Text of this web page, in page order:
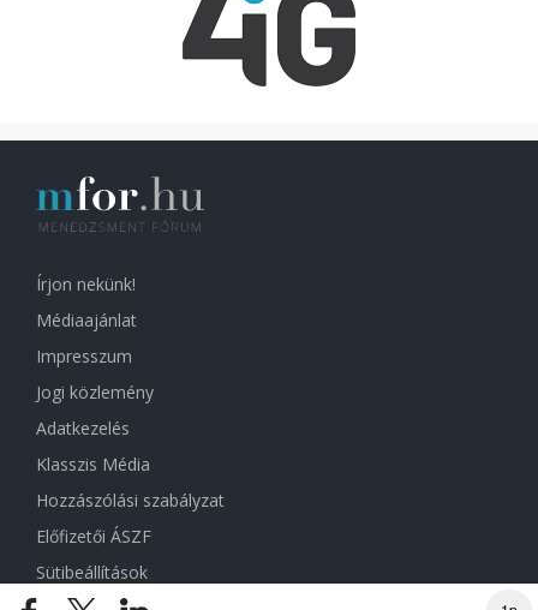
Írjon nekünk!
Médiaajánlat
Impresszum
Jogi közlemény
Adatkezelés
Klasszis Média
Hozzászólási szabályzat
Előfizetői ÁSZF
Sütibeállítások